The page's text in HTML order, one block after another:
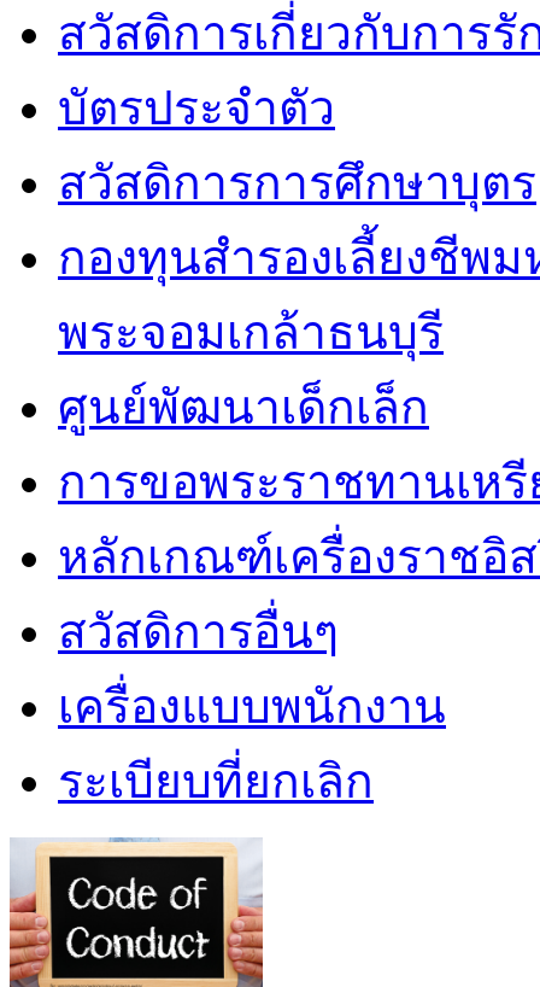
สวัสดิการเกี่ยวกับการ
บัตรประจำตัว
สวัสดิการการศึกษาบุตร
กองทุนสำรองเลี้ยงชีพ
พระจอมเกล้าธนบุรี
ศูนย์พัฒนาเด็กเล็ก
การขอพระราชทานเห
หลักเกณฑ์เครื่องราชอิ
สวัสดิการอื่นๆ
เครื่องแบบพนักงาน
ระเบียบที่ยกเลิก